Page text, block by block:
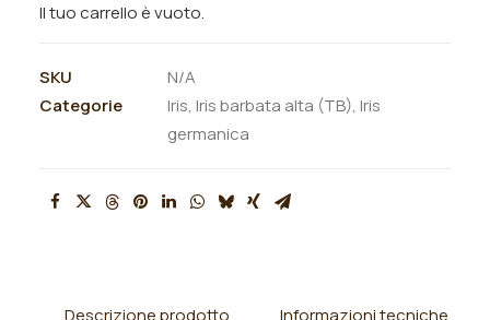
Il tuo carrello è vuoto.
SKU
N/A
Categorie
Iris, Iris barbata alta (TB), Iris
germanica
Descrizione prodotto Informazioni tecniche